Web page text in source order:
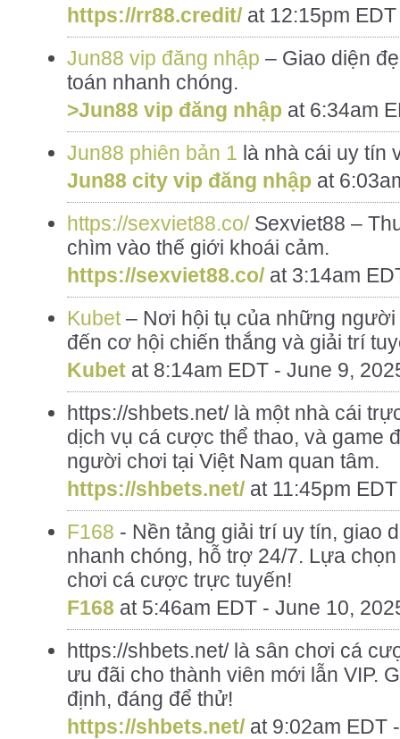
https://rr88.credit/ at 12:15pm
Jun88 vip đăng nhập – Giao diện
toán nhanh chóng.
>Jun88 vip đăng nhập at 6:34am
Jun88 phiên bản 1 là nhà cái uy tín
Jun88 city vip đăng nhập at
https://sexviet88.co/Sexviet88 –
chìm vào thế giới khoái cảm.
https://sexviet88.co/ at 3:14am
Kubet– Nơi hội tụ của những
đến cơ hội chiến thắng và giải trí
Kubet at 8:14am EDT - June 9,
https://shbets.net/ là một nhà cái
dịch vụ cá cược thể thao, và game
người chơi tại Việt Nam quan tâm.
https://shbets.net/ at 11:45pm
F168 - Nền tảng giải trí uy tín, giao
nhanh chóng, hỗ trợ 24/7. Lựa
chơi cá cược trực tuyến!
F168 at 5:46am EDT - June 10,
https://shbets.net/ là sân chơi cá
ưu đãi cho thành viên mới lẫn VIP.
định, đáng để thử!
https://shbets.net/ at 9:02am EDT